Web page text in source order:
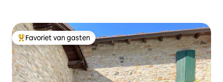
Topfavoriet van gasten
Favoriet van gasten